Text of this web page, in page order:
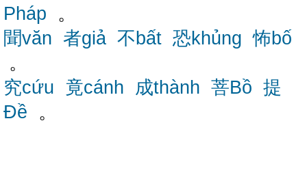
Pháp 。
聞văn 者giả 不bất 恐khủng 怖bố
。
究cứu
竟cánh 成thành 菩Bồ 提
Đề 。